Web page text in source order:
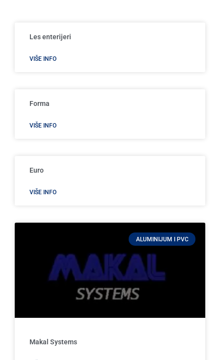
Les enterijeri
VIŠE INFO
Forma
VIŠE INFO
Euro
VIŠE INFO
ALUMINIJUM I PVC
Makal Systems